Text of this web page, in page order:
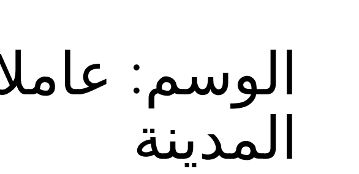
الوسم:
المدينة